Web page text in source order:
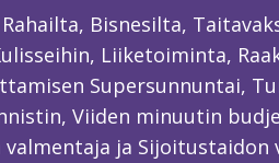
Bisnesilta,
Liiketoiminta,
Supersunnuntai,
Viiden minuutin
valmentaja ja Sijoitustaidon